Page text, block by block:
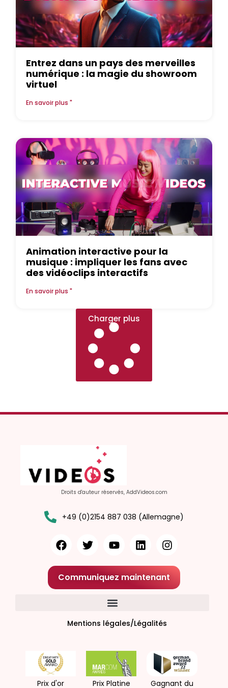
Entrez dans un pays des merveilles
numérique : la magie du showroom
virtuel
En savoir plus "
Animation interactive pour la
musique : impliquer les fans avec
des vidéoclips interactifs
En savoir plus "
Charger plus
Droits d'auteur réservés, AddVideos.com
+49 (0)2154 887 038 (Allemagne)
Communiquez maintenant
Mentions légales/Légalités
Prix d'or Prix Platine Gagnant du